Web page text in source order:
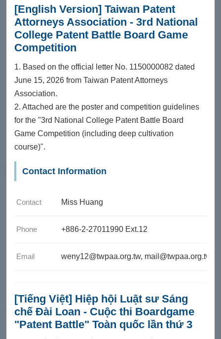
[English Version] Taiwan Patent
Attorneys Association - 3rd National
College Patent Battle Board Game
Competition
1. Based on the official letter No. 1150000082 dated
June 15, 2026 from Taiwan Patent Attorneys
Association.
2. Attached are the poster and competition guidelines
for the "3rd National College Patent Battle Board
Game Competition (including deep cultivation
course)".
Contact Information
Contact Miss Huang
Phone +886-2-27011990 Ext.12
Email weny12@twpaa.org.tw, mail@twpaa.org.tw
[Tiếng Việt] Hiệp hội Luật sư Sáng
chế Đài Loan - Cuộc thi Boardgame
"Patent Battle" Toàn quốc lần thứ 3